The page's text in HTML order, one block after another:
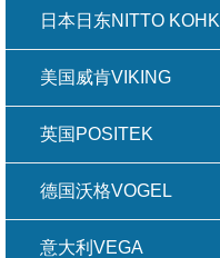
日本日东NITTO KOHKI
美国威肯VIKING
英国POSITEK
德国沃格VOGEL
意大利VEGA